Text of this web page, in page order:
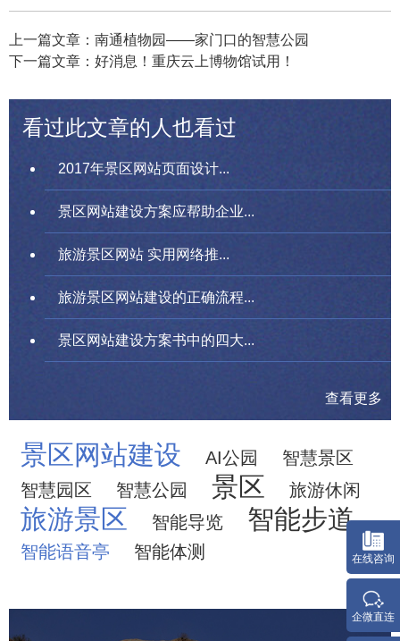
上一篇文章：南通植物园——家门口的智慧公园
下一篇文章：好消息！重庆云上博物馆试用！
看过此文章的人也看过
2017年景区网站页面设计...
景区网站建设方案应帮助企业...
旅游景区网站 实用网络推...
旅游景区网站建设的正确流程...
景区网站建设方案书中的四大...
查看更多
景区网站建设 AI公园
智慧景区
智慧园区
智慧公园 景区 旅游休闲
旅游景区 智能导览 智能步道
智能语音亭 智能体测